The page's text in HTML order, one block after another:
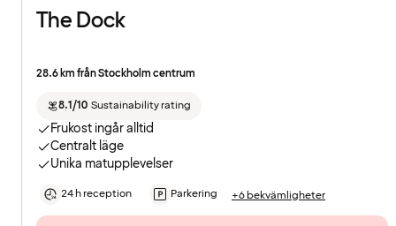
The Dock
28.6 km från Stockholm centrum
8.1/10 Sustainability rating
Frukost ingår alltid
Centralt läge
Unika matupplevelser
24 h reception Parkering +6 bekvämligheter